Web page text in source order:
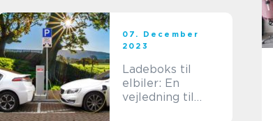
07. December
2023
Ladeboks til
elbiler: En
vejledning til